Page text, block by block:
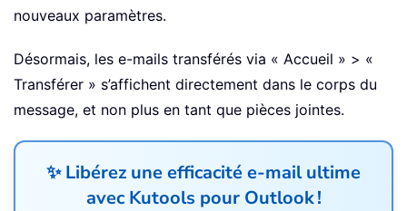
nouveaux paramètres.
Désormais, les e-mails transférés via « Accueil » > «
Transférer » s’affichent directement dans le corps du
message, et non plus en tant que pièces jointes.
✨ Libérez une efficacité e-mail ultime
avec Kutools pour Outlook!